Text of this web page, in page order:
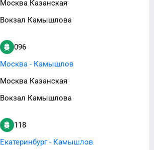
Москва Казанская
Вокзал Камышлова
096
Москва - Камышлов
Москва Казанская
Вокзал Камышлова
118
Екатеринбург - Камышлов